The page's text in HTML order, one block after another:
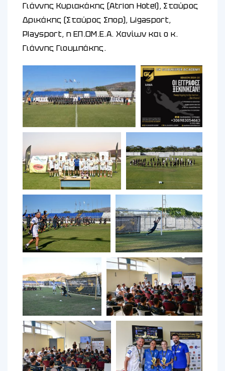
Γιάννης Κυριακάκης (Atrion Hotel), Σταύρος
Δρικάκης (Σταύρος Σπορ), Ligasport,
Playsport, η ΕΠ.ΟΜ.Ε.Α. Χανίων και ο κ.
Γιάννης Γιουμπάκης.